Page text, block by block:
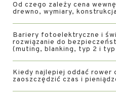
Od czego zależy cena
drewno, wymiary,
Bariery fotoelektryczne i
rozwiązanie do
(muting, blanking, typ 2 i
Kiedy najlepiej oddać rower
zaoszczędzić czas i